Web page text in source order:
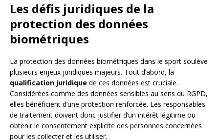
Les défis juridiques de la
protection des données
biométriques
La protection des données biométriques dans le sport soulève
plusieurs enjeux juridiques majeurs. Tout d’abord, la
qualification juridique de ces données est cruciale.
Considérées comme des données sensibles au sens du RGPD,
elles bénéficient d’une protection renforcée. Les responsables
de traitement doivent donc justifier d’un intérêt légitime ou
obtenir le consentement explicite des personnes concernées
pour les collecter et les utiliser.